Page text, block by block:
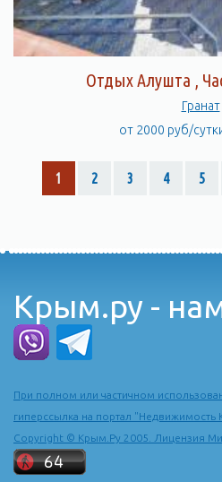
Отдых Алушта ,
Гранат
от 2000 руб/
1 2 3 4 5
Крым.ру -
При полном или частичном
гиперссылка на портал "Недвижимость
Copyright © Крым.Ру 2005. Лицензия